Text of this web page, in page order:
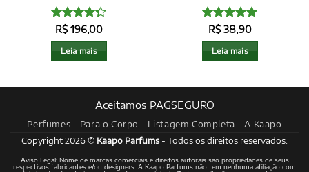
Avaliação
4.29de 5
R$196,00
Leia mais
Avaliação5
de 5
R$38,90
Leia mais
Aceitamos PAGSEGURO
Perfumes Para o Corpo Listagem Completa A Kaapo
Copyright 2026 © Kaapo Parfums- Todos os direitos reservados.
Aviso Legal: Nome de marcas comerciais e direitos autorais são propriedades de seus
respectivos fabricantes e/ou designers. A Kaapo Parfums não tem nenhuma afiliação com